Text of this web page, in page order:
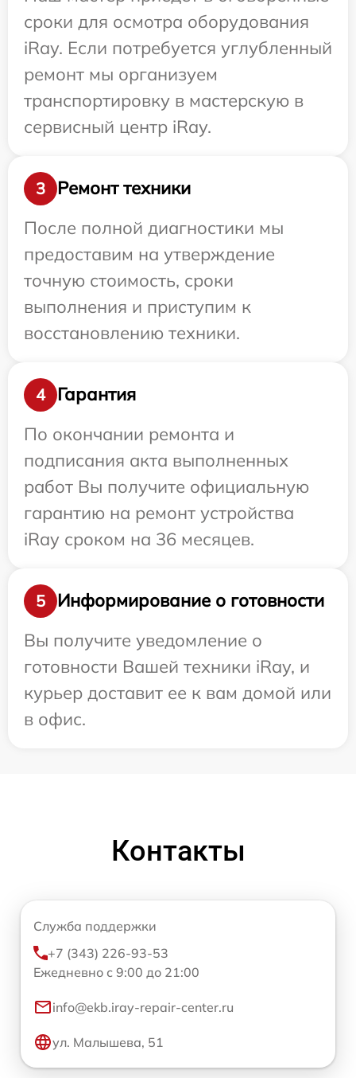
сроки для осмотра оборудования
iRay. Если потребуется углубленный
ремонт мы организуем
транспортировку в мастерскую в
сервисный центр iRay.
3
Ремонт техники
После полной диагностики мы
предоставим на утверждение
точную стоимость, сроки
выполнения и приступим к
восстановлению техники.
4
Гарантия
По окончании ремонта и
подписания акта выполненных
работ Вы получите официальную
гарантию на ремонт устройства
iRay сроком на 36 месяцев.
5
Информирование о готовности
Вы получите уведомление о
готовности Вашей техники iRay, и
курьер доставит ее к вам домой или
в офис.
Контакты
Служба поддержки
+7 (343) 226-93-53
Ежедневно с 9:00 до 21:00
info@ekb.iray-repair-center.ru
ул. Малышева, 51